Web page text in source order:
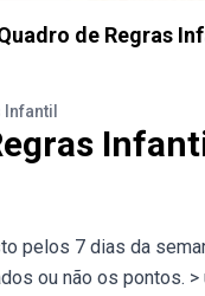
de Regras
pelos 7 dias da
ou não os pontos.